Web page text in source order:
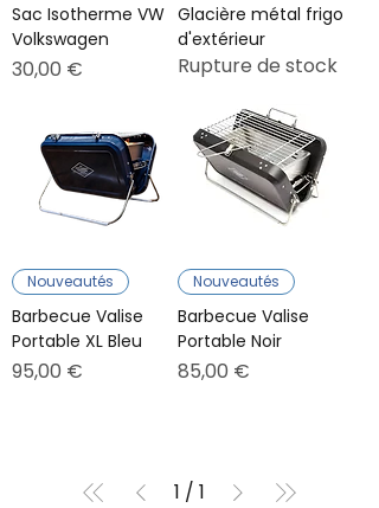
Sac Isotherme VW
Volkswagen
Prix
30,00 €
Glacière métal frigo
d'extérieur
Rupture de stock
Nouveautés
Barbecue Valise
Portable XL Bleu
Prix
95,00 €
Nouveautés
Barbecue Valise
Portable Noir
Prix
85,00 €
1 / 1